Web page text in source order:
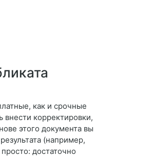
как и срочные
внести корректировки,
этого документа вы
(например,
достаточно